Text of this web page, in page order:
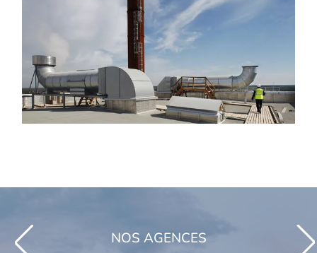
NOS AGENCES